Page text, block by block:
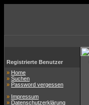
Registrierte Benutzer
» Home
» Suchen
» Password vergessen
» Impressum
» Datenschutzerklärung